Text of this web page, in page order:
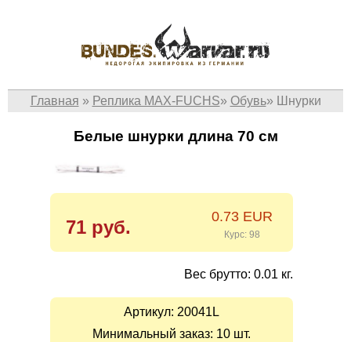
Главная » Реплика MAX-FUCHS» Обувь» Шнурки
Белые шнурки длина 70 см
71 руб. 0.73 EUR
Курс: 98
Вес брутто: 0.01 кг.
Артикул: 20041L
Минимальный заказ: 10 шт.